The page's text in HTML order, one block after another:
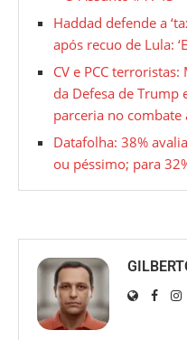
Haddad defende a
após recuo de Lula:
CV e PCC
da Defesa de Trump
parceria no combate
Datafolha: 38%
ou péssimo; para